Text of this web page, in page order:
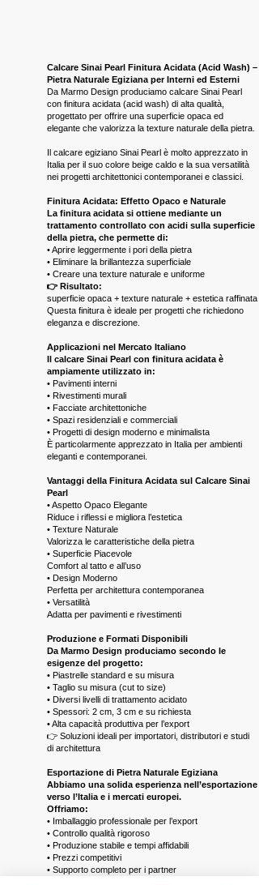
Calcare Sinai Pearl Finitura Acidata (Acid Wash) –
Pietra Naturale Egiziana per Interni ed Esterni
Da Marmo Design produciamo calcare Sinai Pearl
con finitura acidata (acid wash) di alta qualità,
progettato per offrire una superficie opaca ed
elegante che valorizza la texture naturale della pietra.
Il calcare egiziano Sinai Pearl è molto apprezzato in
Italia per il suo colore beige caldo e la sua versatilità
nei progetti architettonici contemporanei e classici.
Finitura Acidata: Effetto Opaco e Naturale
La finitura acidata si ottiene mediante un
trattamento controllato con acidi sulla superficie
della pietra, che permette di:
• Aprire leggermente i pori della pietra
• Eliminare la brillantezza superficiale
• Creare una texture naturale e uniforme
👉 Risultato:
superficie opaca + texture naturale + estetica raffinata
Questa finitura è ideale per progetti che richiedono
eleganza e discrezione.
Applicazioni nel Mercato Italiano
Il calcare Sinai Pearl con finitura acidata è
ampiamente utilizzato in:
• Pavimenti interni
• Rivestimenti murali
• Facciate architettoniche
• Spazi residenziali e commerciali
• Progetti di design moderno e minimalista
È particolarmente apprezzato in Italia per ambienti
eleganti e contemporanei.
Vantaggi della Finitura Acidata sul Calcare Sinai
Pearl
• Aspetto Opaco Elegante
Riduce i riflessi e migliora l’estetica
• Texture Naturale
Valorizza le caratteristiche della pietra
• Superficie Piacevole
Comfort al tatto e all’uso
• Design Moderno
Perfetta per architettura contemporanea
• Versatilità
Adatta per pavimenti e rivestimenti
Produzione e Formati Disponibili
Da Marmo Design produciamo secondo le
esigenze del progetto:
• Piastrelle standard e su misura
• Taglio su misura (cut to size)
• Diversi livelli di trattamento acidato
• Spessori: 2 cm, 3 cm e su richiesta
• Alta capacità produttiva per l’export
👉 Soluzioni ideali per importatori, distributori e studi
di architettura
Esportazione di Pietra Naturale Egiziana
Abbiamo una solida esperienza nell’esportazione
verso l’Italia e i mercati europei.
Offriamo:
• Imballaggio professionale per l’export
• Controllo qualità rigoroso
• Produzione stabile e tempi affidabili
• Prezzi competitivi
• Supporto completo per i partner